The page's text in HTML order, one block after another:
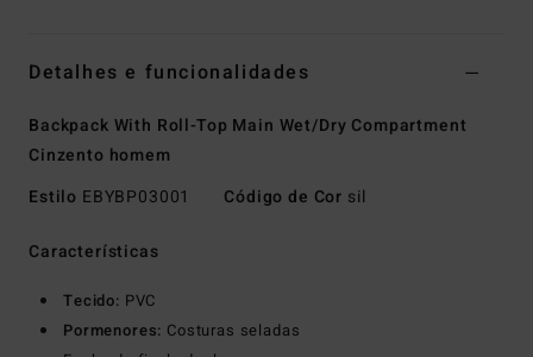
Detalhes e funcionalidades
Backpack With Roll-Top Main Wet/Dry Compartment
Cinzento homem
Estilo EBYBP03001 Código de Cor sil
Características
Tecido: PVC
Pormenores: Costuras seladas